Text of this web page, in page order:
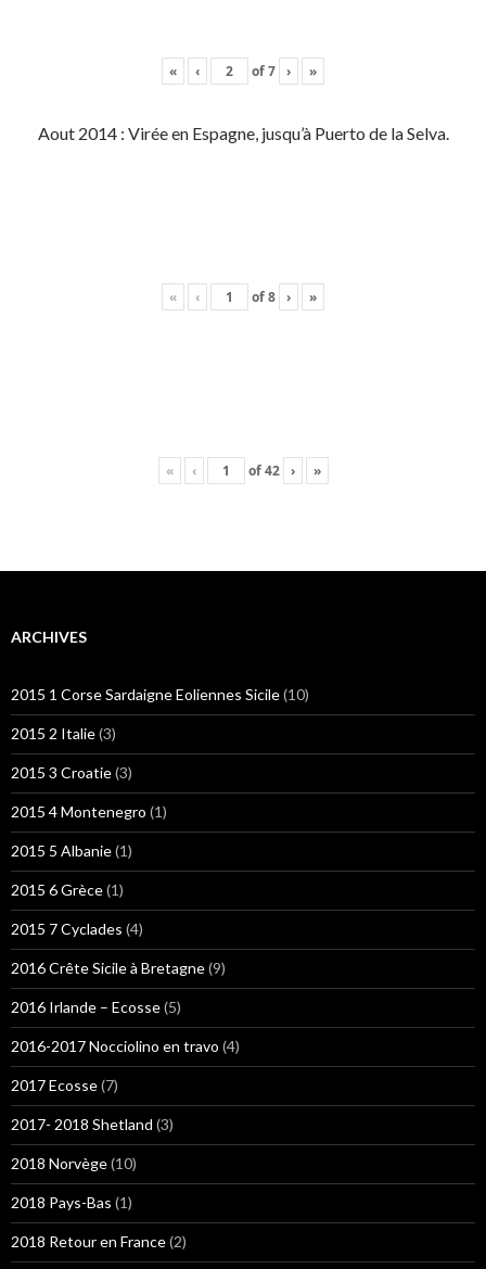
« ‹ of7 › »
Aout 2014 : Virée en Espagne, jusqu’à Puerto de la Selva.
« ‹ of8 › »
« ‹ of42 › »
ARCHIVES
2015 1 Corse Sardaigne Eoliennes Sicile(10)
2015 2 Italie(3)
2015 3 Croatie(3)
2015 4 Montenegro (1)
2015 5 Albanie(1)
2015 6 Grèce(1)
2015 7 Cyclades (4)
2016 Crête Sicile à Bretagne(9)
2016 Irlande – Ecosse(5)
2016-2017 Nocciolino en travo (4)
2017 Ecosse(7)
2017- 2018 Shetland (3)
2018 Norvège(10)
2018 Pays-Bas (1)
2018 Retour en France(2)